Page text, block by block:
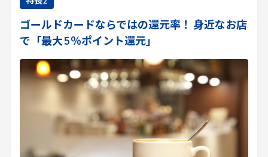
特長2
ゴールドカードならではの還元率！ 身近なお店
で「最大5％ポイント還元」